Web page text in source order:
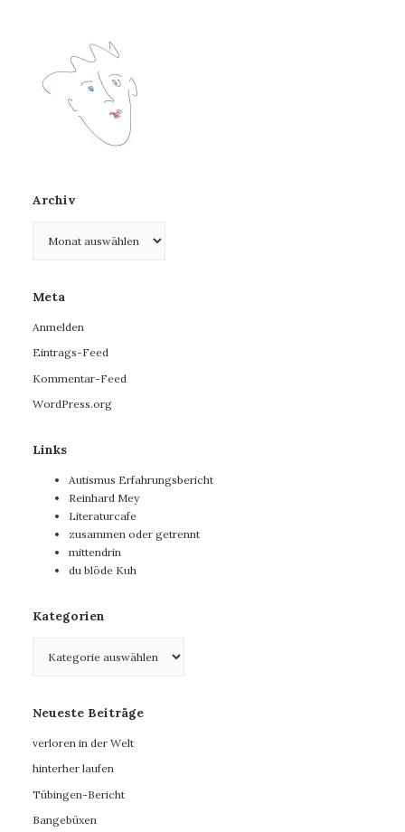
Archiv
Meta
Anmelden
Eintrags-Feed
Kommentar-Feed
WordPress.org
Links
Autismus Erfahrungsbericht
Reinhard Mey
Literaturcafe
zusammen oder getrennt
mittendrin
du blöde Kuh
Kategorien
Neueste Beiträge
verloren in der Welt
hinterher laufen
Tübingen-Bericht
Bangebüxen